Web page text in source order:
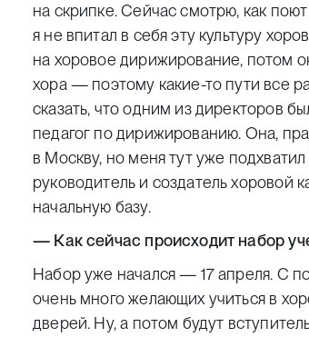
на скрипке. Сейчас смотрю, как
я не впитал в себя эту культуру
на хоровое дирижирование, потом
хора — поэтому какие-то пути все
сказать, что одним из директоров
педагог по дирижированию. Она,
в Москву, но меня тут уже
руководитель и создатель хоровой
начальную базу.
— Как сейчас происходит набор
Набор уже начался — 17 апреля. С
очень много желающих учиться в
дверей. Ну, а потом будут